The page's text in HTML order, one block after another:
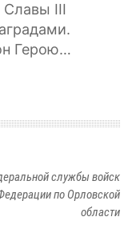
III
Герою…
службы войск
по Орловской
области